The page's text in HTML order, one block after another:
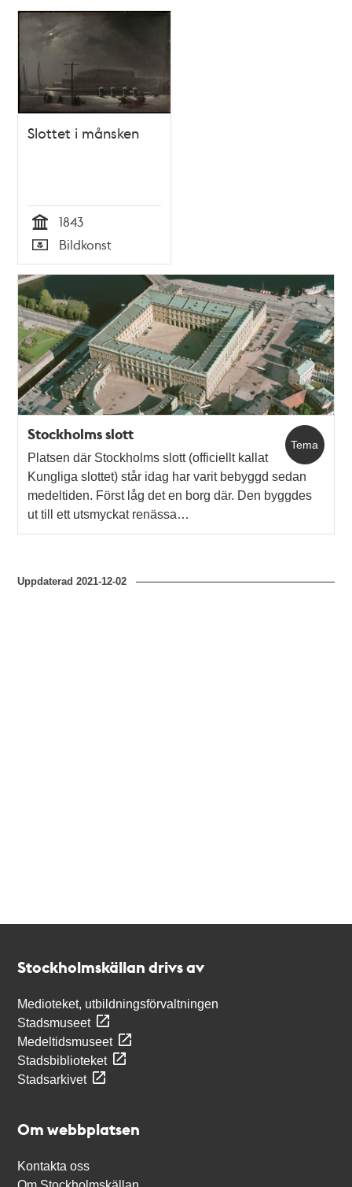
Relaterade
poster
teman
Slottet i månsken
Tid
1843
Typ
Bildkonst
Tema
Stockholms slott
Platsen där Stockholms slott (officiellt kallat
Kungliga slottet) står idag har varit bebyggd sedan
medeltiden. Först låg det en borg där. Den byggdes
ut till ett utsmyckat renässa…
Uppdaterad2021-12-02
Stockholmskällan drivs av
Medioteket, utbildningsförvaltningen
Stadsmuseet
Medeltidsmuseet
Stadsbiblioteket
Stadsarkivet
Om webbplatsen
Kontakta oss